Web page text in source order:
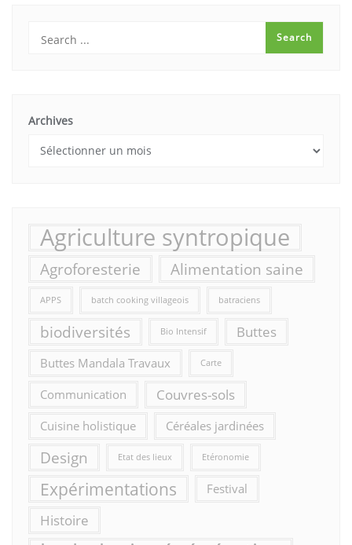
Archives
Agriculture syntropique
Agroforesterie Alimentation saine
APPS batch cooking villageois batraciens
biodiversités Bio Intensif Buttes
Buttes Mandala Travaux Carte
Communication Couvres-sols
Cuisine holistique Céréales jardinées
Design Etat des lieux Etéronomie
Expérimentations Festival
Histoire